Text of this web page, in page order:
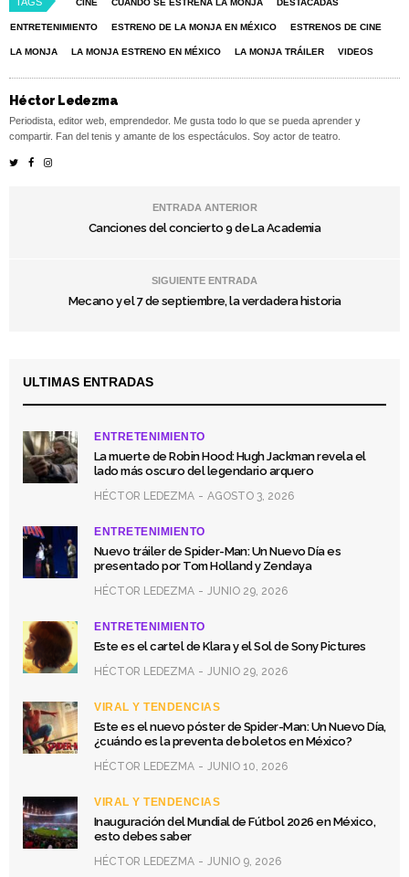
TAGS CINE CUÁNDO SE ESTRENA LA MONJA DESTACADAS
ENTRETENIMIENTO ESTRENO DE LA MONJA EN MÉXICO ESTRENOS DE CINE
LA MONJA LA MONJA ESTRENO EN MÉXICO LA MONJA TRÁILER VIDEOS
Héctor Ledezma
Periodista, editor web, emprendedor. Me gusta todo lo que se pueda aprender y
compartir. Fan del tenis y amante de los espectáculos. Soy actor de teatro.
ENTRADA ANTERIOR
Canciones del concierto 9 de La Academia
SIGUIENTE ENTRADA
Mecano y el 7 de septiembre, la verdadera historia
ULTIMAS ENTRADAS
ENTRETENIMIENTO
La muerte de Robin Hood: Hugh Jackman revela el
lado más oscuro del legendario arquero
HÉCTOR LEDEZMA AGOSTO 3, 2026
ENTRETENIMIENTO
Nuevo tráiler de Spider-Man: Un Nuevo Día es
presentado por Tom Holland y Zendaya
HÉCTOR LEDEZMA JUNIO 29, 2026
ENTRETENIMIENTO
Este es el cartel de Klara y el Sol de Sony Pictures
HÉCTOR LEDEZMA JUNIO 29, 2026
VIRAL Y TENDENCIAS
Este es el nuevo póster de Spider-Man: Un Nuevo Día,
¿cuándo es la preventa de boletos en México?
HÉCTOR LEDEZMA JUNIO 10, 2026
VIRAL Y TENDENCIAS
Inauguración del Mundial de Fútbol 2026 en México,
esto debes saber
HÉCTOR LEDEZMA JUNIO 9, 2026